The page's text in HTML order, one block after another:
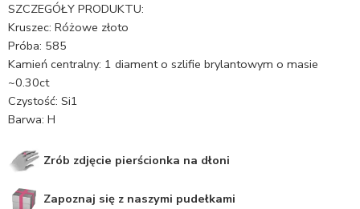
SZCZEGÓŁY PRODUKTU:
Kruszec: Różowe złoto
Próba: 585
Kamień centralny: 1 diament o szlifie brylantowym o masie
~0.30ct
Czystość: Si1
Barwa: H
Zrób zdjęcie pierścionka na dłoni
Zapoznaj się z naszymi pudełkami